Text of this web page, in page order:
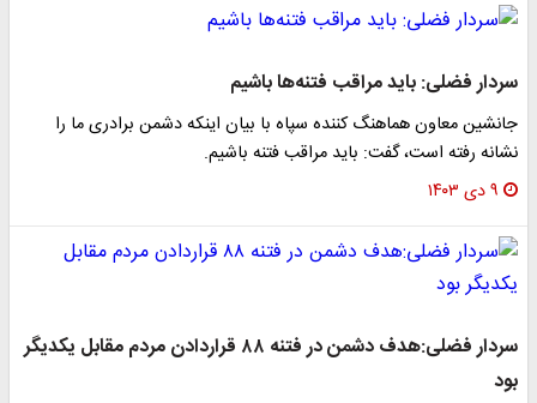
سردار فضلی: باید مراقب فتنه‌ها باشیم‌
جانشین معاون هماهنگ کننده سپاه با بیان اینکه دشمن برادری ما را
نشانه رفته است، گفت: باید مراقب فتنه باشیم.
۹ دی ۱۴۰۳
سردار فضلی:هدف دشمن در فتنه ۸۸ قراردادن مردم مقابل یکدیگر
بود